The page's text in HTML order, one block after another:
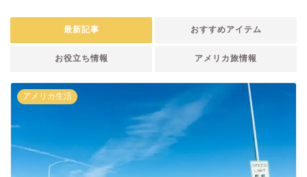
最新記事 おすすめアイテム
お役立ち情報 アメリカ旅情報
アメリカ生活